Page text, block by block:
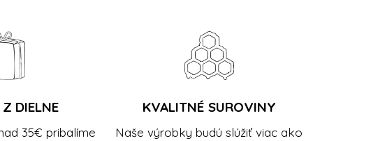
Z DIELNE
35€ pribalíme
KVALITNÉ SUROVINY
Naše výrobky budú slúžiť viac ako